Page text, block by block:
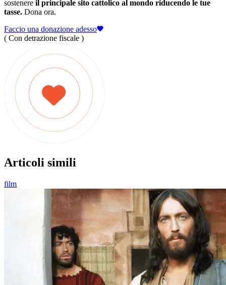
sostenere il principale sito cattolico al mondo riducendo le tue
tasse. Dona ora.
Faccio una donazione adesso
( Con detrazione fiscale )
Articoli simili
film